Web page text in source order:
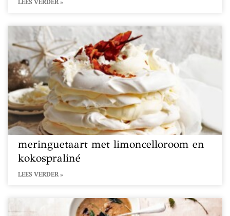
LEES VERDER »
meringuetaart met limoncelloroom en
kokospraliné
LEES VERDER »